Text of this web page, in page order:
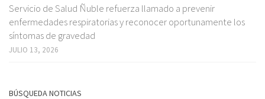
Servicio de Salud Ñuble refuerza llamado a prevenir
enfermedades respiratorias y reconocer oportunamente los
síntomas de gravedad
JULIO 13, 2026
BÚSQUEDA NOTICIAS